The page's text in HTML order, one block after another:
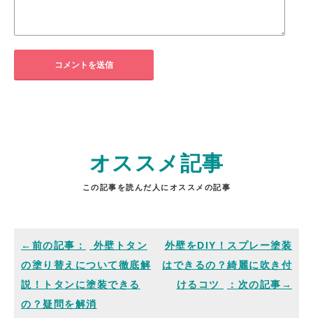
オススメ記事
この記事を読んだ人にオススメの記事
外壁トタン
の塗り替えについて徹底解
説！トタンに塗装できる
の？疑問を解消
外壁をDIY！スプレー塗装
はできるの？綺麗に吹き付
けるコツ